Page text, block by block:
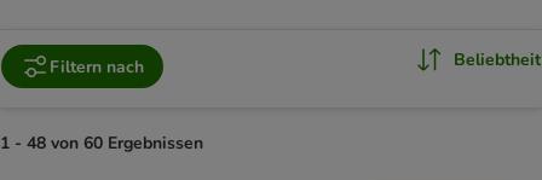
Filtern nach Beliebtheit
1 - 48 von 60 Ergebnissen